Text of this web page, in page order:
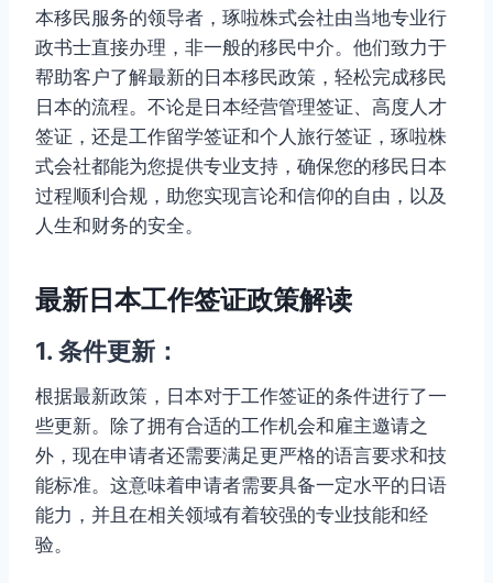
本移民服务的领导者，琢啦株式会社由当地专业行
政书士直接办理，非一般的移民中介。他们致力于
帮助客户了解最新的日本移民政策，轻松完成移民
日本的流程。不论是日本经营管理签证、高度人才
签证，还是工作留学签证和个人旅行签证，琢啦株
式会社都能为您提供专业支持，确保您的移民日本
过程顺利合规，助您实现言论和信仰的自由，以及
人生和财务的安全。
最新日本工作签证政策解读
1. 条件更新：
根据最新政策，日本对于工作签证的条件进行了一
些更新。除了拥有合适的工作机会和雇主邀请之
外，现在申请者还需要满足更严格的语言要求和技
能标准。这意味着申请者需要具备一定水平的日语
能力，并且在相关领域有着较强的专业技能和经
验。